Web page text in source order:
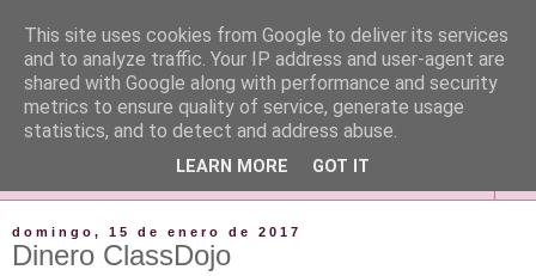
domingo, 15 de enero de 2017
Dinero ClassDojo
This site uses cookies from Google to deliver its services
and to analyze traffic. Your IP address and user-agent are
shared with Google along with performance and security
metrics to ensure quality of service, generate usage
statistics, and to detect and address abuse.
LEARN MORE GOT IT